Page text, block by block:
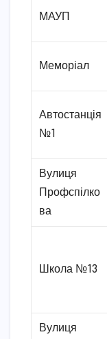
МАУП
Меморіал
Автостанція
№1
Вулиця
Профспілко
ва
Школа №13
Вулиця